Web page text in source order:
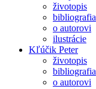
životopis
bibliografia
o autorovi
ilustrácie
Kľúčik Peter
životopis
bibliografia
o autorovi